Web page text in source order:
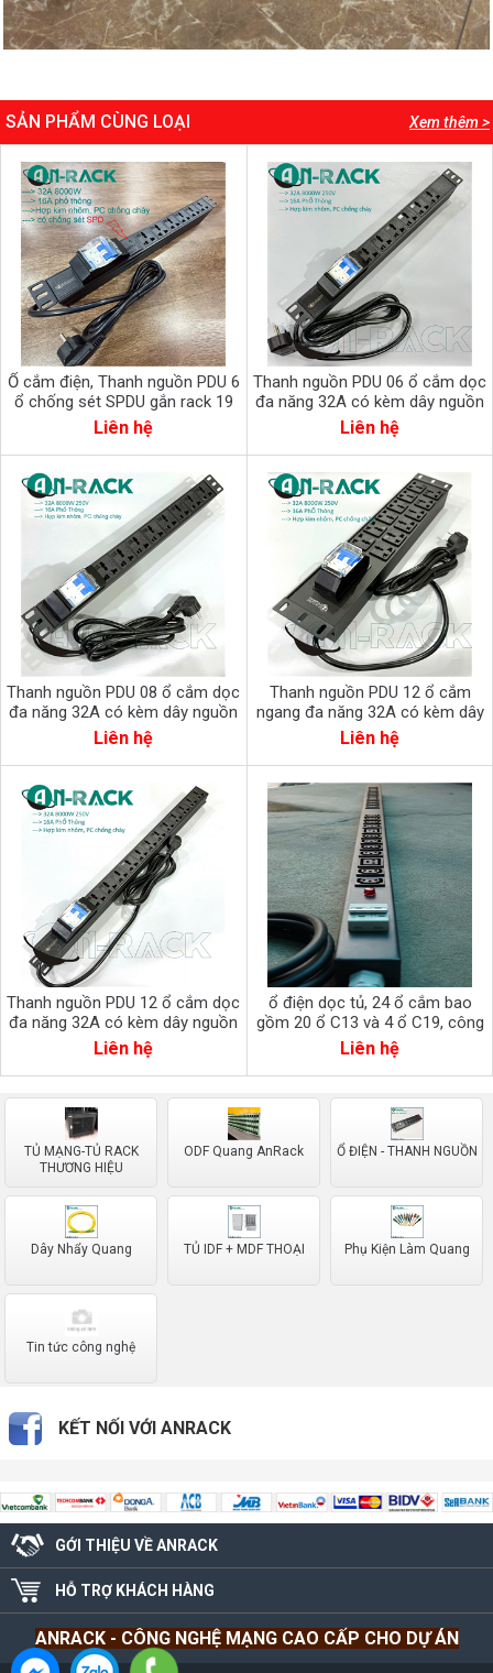
Xem thêm >
SẢN PHẨM CÙNG LOẠI
Ổ cắm điện, Thanh nguồn PDU 6
ổ chống sét SPDU gắn rack 19
(AR-SDP-6S)
Liên hệ
Thanh nguồn PDU 06 ổ cắm dọc
đa năng 32A có kèm dây nguồn
AR-P19M06C32CB2
Liên hệ
Thanh nguồn PDU 08 ổ cắm dọc
đa năng 32A có kèm dây nguồn
AR-P19M08C32CB2
Liên hệ
Thanh nguồn PDU 12 ổ cắm
ngang đa năng 32A có kèm dây
nguồn AR-P19M12C32CB2-2
Liên hệ
Thanh nguồn PDU 12 ổ cắm dọc
đa năng 32A có kèm dây nguồn
AR-P19M12C32CB2
Liên hệ
ổ điện dọc tủ, 24 ổ cắm bao
gồm 20 ổ C13 và 4 ổ C19, công
suất Max 50A, mcb 2p
Liên hệ
TỦ MẠNG-TỦ RACK
THƯƠNG HIỆU
ODF Quang AnRack Ổ ĐIỆN - THANH NGUỒN
Dây Nhẩy Quang TỦ IDF + MDF THOẠI Phụ Kiện Làm Quang
Tin tức công nghệ
KẾT NỐI VỚI ANRACK
GỚI THIỆU VỀ ANRACK
HỖ TRỢ KHÁCH HÀNG
ANRACK - CÔNG NGHỆ MẠNG CAO CẤP CHO DỰ ÁN